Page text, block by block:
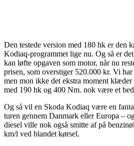
Den testede version med 180 hk er den
Kodiaq-programmet lige nu. Og så er
kan løfte opgaven som motor, når nu
prisen, som overstiger 520.000 kr. Vi
men mon ikke det ekstra moment
med 190 hk og 400 Nm. nok være et
Og så vil en Skoda Kodiaq være en
turen gennem Danmark eller Europa –
diesel ville nok også smitte af på
km/l ved blandet kørsel.